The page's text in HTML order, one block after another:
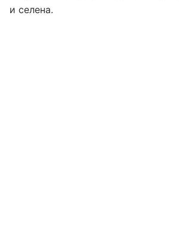
и селена.